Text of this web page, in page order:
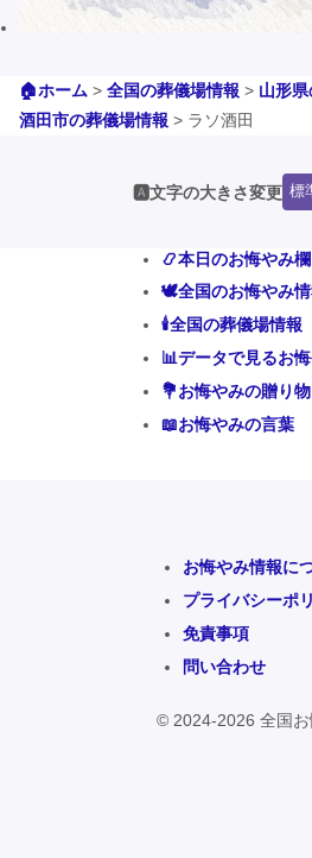
🏠ホーム > 全国の葬儀場情報 > 山形
酒田市の葬儀場情報 > ラソ酒田
🅰️文字の大きさ変更 標
📿本日のお悔やみ欄
🕊️全国のお悔やみ
🕯️全国の葬儀場情報
📊データで見るお
💐お悔やみの贈り物
📖お悔やみの言葉
お悔やみ情報に
プライバシーポ
免責事項
問い合わせ
© 2024-2026 全国お